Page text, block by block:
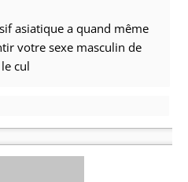
asiatique a quand même
votre sexe masculin de
cul